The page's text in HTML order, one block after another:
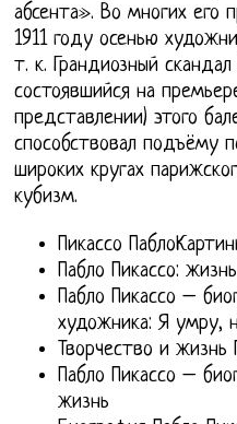
абсента». Во многих его
1911 году осенью
т. к. Грандиозный
состоявшийся на
представлении) этого
способствовал подъёму
широких кругах
кубизм.
Пикассо
Пабло Пикассо:
Пабло Пикассо –
художника: Я умру,
Творчество и жизнь
Пабло Пикассо –
жизнь